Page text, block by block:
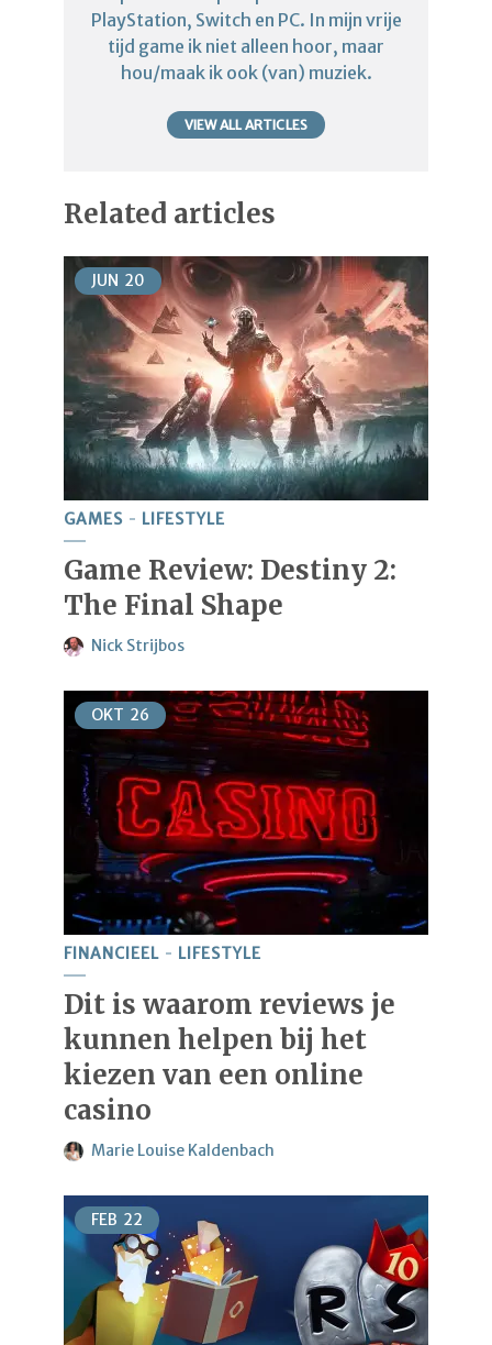
PlayStation, Switch en PC. In mijn vrije
tijd game ik niet alleen hoor, maar
hou/maak ik ook (van) muziek.
VIEW ALL ARTICLES
Related articles
JUN 20
GAMES LIFESTYLE
Game Review: Destiny 2:
The Final Shape
Nick Strijbos
OKT 26
FINANCIEEL LIFESTYLE
Dit is waarom reviews je
kunnen helpen bij het
kiezen van een online
casino
Marie Louise Kaldenbach
FEB 22